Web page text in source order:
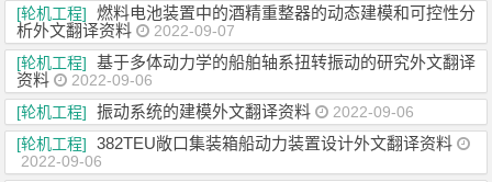
[轮机工程]
燃料电池装置中的酒精重整器的动态建模和可控性分
析外文翻译资料
2022-09-07
[轮机工程]
基于多体动力学的船舶轴系扭转振动的研究外文翻译
资料
2022-09-06
[轮机工程]
振动系统的建模外文翻译资料
2022-09-06
[轮机工程]
382TEU敞口集装箱船动力装置设计外文翻译资料
2022-09-06